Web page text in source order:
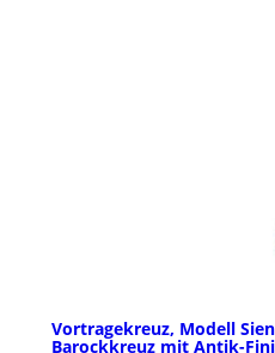
Vortragekreuz, Modell
Barockkreuz mit Antik-